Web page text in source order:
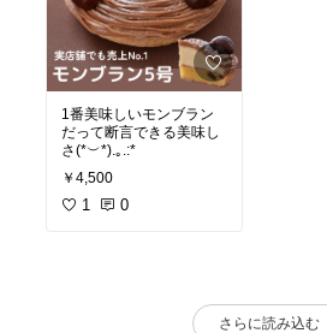
1番美味しいモンブラン
だって断言できる美味し
さ(*︶*).｡.:*
￥4,500
1 0
さらに読み込む